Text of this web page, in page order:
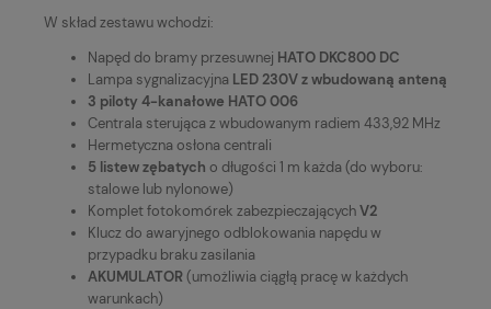
W skład zestawu wchodzi:
Napęd do bramy przesuwnej HATO DKC800 DC
Lampa sygnalizacyjna LED 230V z wbudowaną anteną
3 piloty 4-kanałowe HATO 006
Centrala sterująca z wbudowanym radiem 433,92 MHz
Hermetyczna osłona centrali
5 listew zębatych o długości 1 m każda (do wyboru:
stalowe lub nylonowe)
Komplet fotokomórek zabezpieczającychV2
Klucz do awaryjnego odblokowania napędu w
przypadku braku zasilania
AKUMULATOR(umożliwia ciągłą pracę w każdych
warunkach)